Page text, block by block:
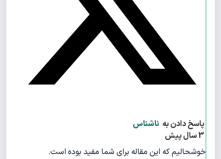
پاسخ دادن به ناشناس
خوشحالیم که این مقاله برای شما مفید بوده است.